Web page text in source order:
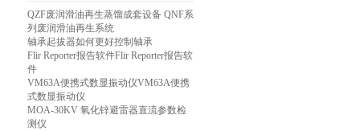
QZF废润滑油再生蒸馏成套设备 QNF系
列废润滑油再生系统
轴承起拔器如何更好控制轴承
Flir Reporter报告软件Flir Reporter报告软
件
VM63A便携式数显振动仪VM63A便携
式数显振动仪
MOA-30KV 氧化锌避雷器直流参数检
测仪